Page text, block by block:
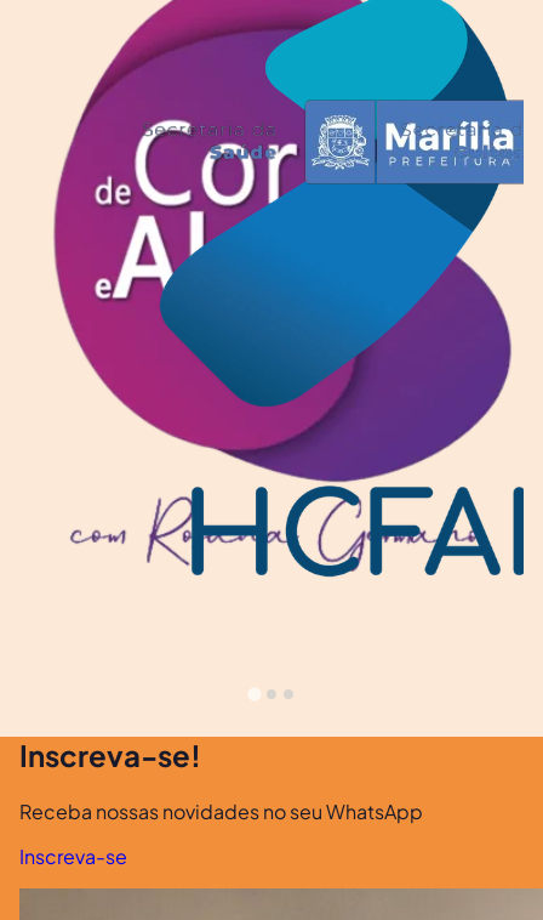
Inscreva-se!
Receba nossas novidades no seu WhatsApp
Inscreva-se